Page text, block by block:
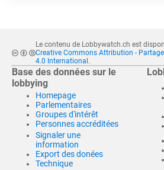
Le contenu de Lobbywatch.ch est
Creative Commons Attribution -
4.0 International .
Base des données sur le
lobbying
Homepage
Parlementaires
Groupes d'intérêt
Personnes accréditées
Signaler une
information
Export des donées
Technique